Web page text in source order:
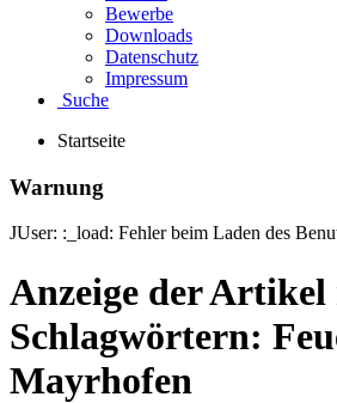
Bewerbe
Downloads
Datenschutz
Impressum
Suche
Startseite
Warnung
JUser: :_load: Fehler beim Laden des
Anzeige der Artikel
Schlagwörtern:
Mayrhofen